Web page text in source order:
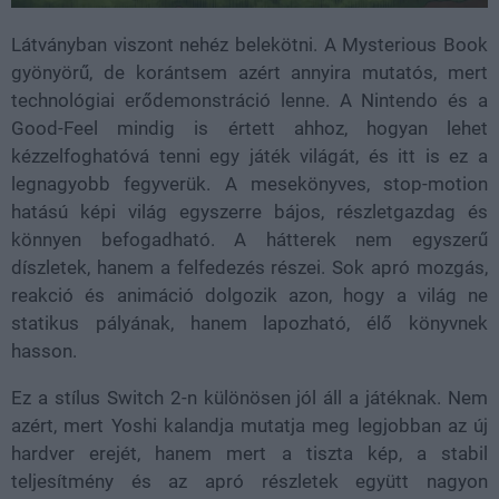
Látványban viszont nehéz belekötni. A Mysterious Book
gyönyörű, de korántsem azért annyira mutatós, mert
technológiai erődemonstráció lenne. A Nintendo és a
Good-Feel mindig is értett ahhoz, hogyan lehet
kézzelfoghatóvá tenni egy játék világát, és itt is ez a
legnagyobb fegyverük. A mesekönyves, stop-motion
hatású képi világ egyszerre bájos, részletgazdag és
könnyen befogadható. A hátterek nem egyszerű
díszletek, hanem a felfedezés részei. Sok apró mozgás,
reakció és animáció dolgozik azon, hogy a világ ne
statikus pályának, hanem lapozható, élő könyvnek
hasson.
Ez a stílus Switch 2-n különösen jól áll a játéknak. Nem
azért, mert Yoshi kalandja mutatja meg legjobban az új
hardver erejét, hanem mert a tiszta kép, a stabil
teljesítmény és az apró részletek együtt nagyon